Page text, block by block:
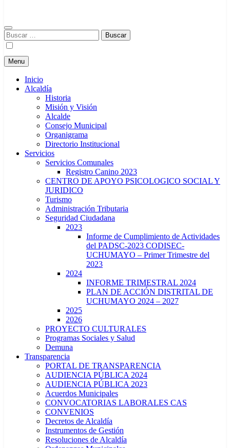
Buscar:
Menu
Inicio
Alcaldía
Historia
Misión y Visión
Alcalde
Consejo Municipal
Organigrama
Directorio Institucional
Servicios
Servicios Comunales
Registro Canino 2023
CENTRO DE APOYO PSICOLOGICO SOCIAL Y
JURIDICO
Turismo
Administración Tributaria
Seguridad Ciudadana
2023
Informe de Cumplimiento de Actividades
del PADSC-2023 CODISEC-
UCHUMAYO – Primer Trimestre del
2023
2024
INFORME TRIMESTRAL 2024
PLAN DE ACCIÓN DISTRITAL DE
UCHUMAYO 2024 – 2027
2025
2026
PROYECTO CULTURALES
Programas Sociales y Salud
Demuna
Transparencia
PORTAL DE TRANSPARENCIA
AUDIENCIA PÚBLICA 2024
AUDIENCIA PÚBLICA 2023
Acuerdos Municipales
CONVOCATORIAS LABORALES CAS
CONVENIOS
Decretos de Alcaldía
Instrumentos de Gestión
Resoluciones de Alcaldía